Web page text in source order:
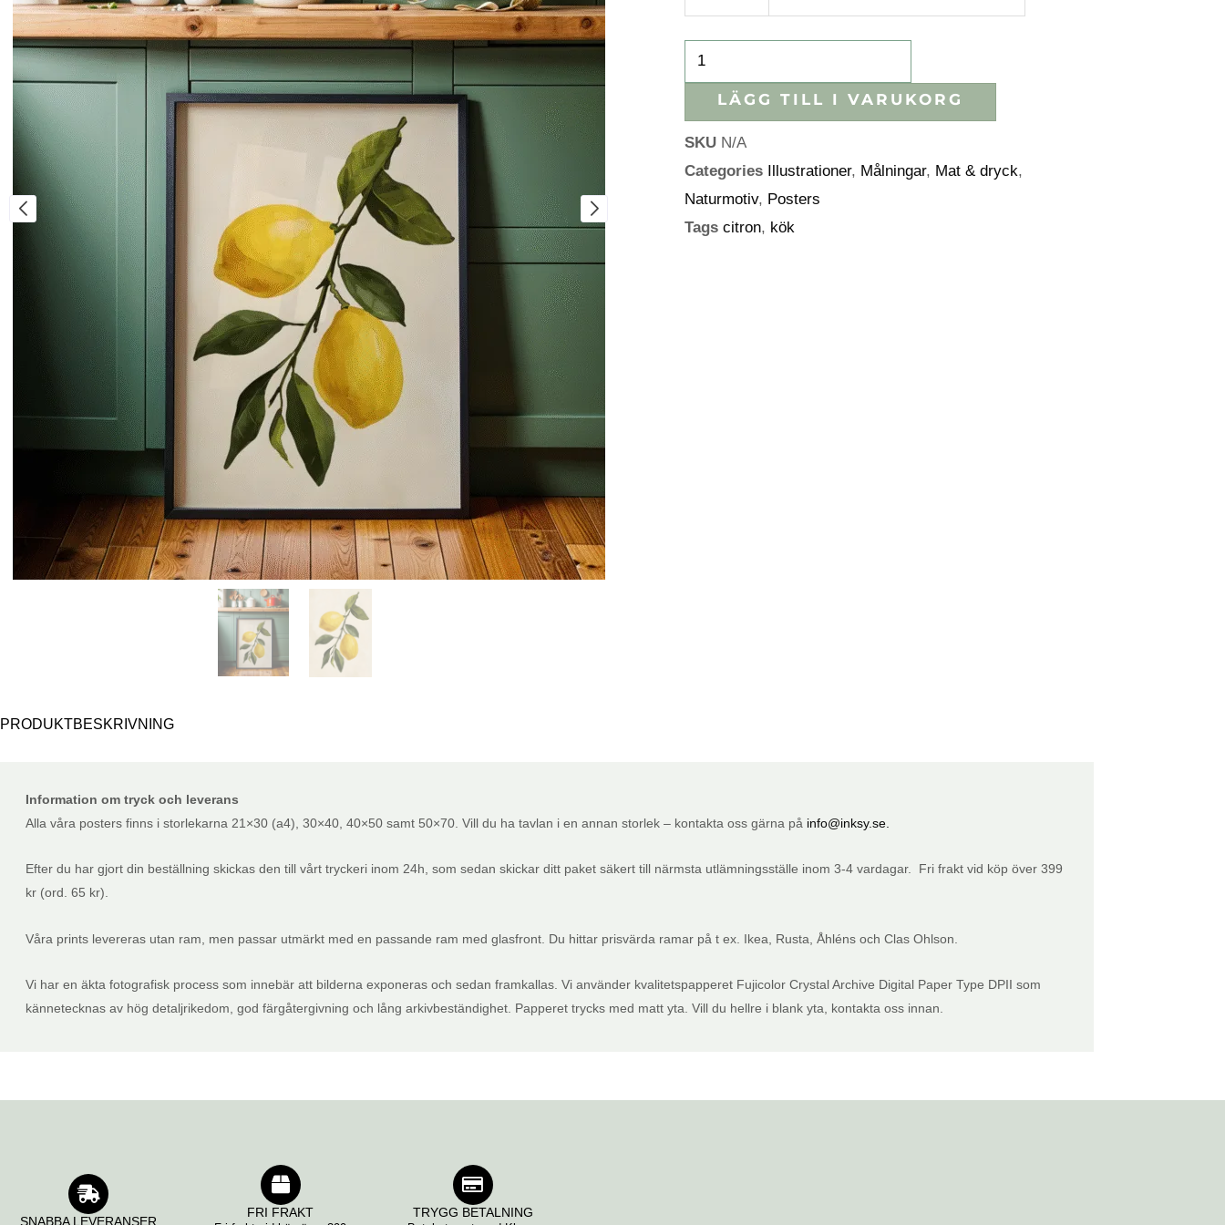
LÄGG TILL I VARUKORG
SKU N/A
Categories Illustrationer, Målningar, Mat & dryck,
Naturmotiv, Posters
Tags citron, kök
PRODUKTBESKRIVNING
Information om tryck och leverans
Alla våra posters finns i storlekarna 21×30 (a4), 30×40, 40×50 samt 50×70. Vill du ha tavlan i en annan storlek – kontakta oss gärna på info@inksy.se.
Efter du har gjort din beställning skickas den till vårt tryckeri inom 24h, som sedan skickar ditt paket säkert till närmsta utlämningsställe inom 3-4 vardagar. Fri frakt vid köp över 399
kr (ord. 65 kr).
Våra prints levereras utan ram, men passar utmärkt med en passande ram med glasfront. Du hittar prisvärda ramar på t ex. Ikea, Rusta, Åhléns och Clas Ohlson.
Vi har en äkta fotografisk process som innebär att bilderna exponeras och sedan framkallas. Vi använder kvalitetspapperet Fujicolor Crystal Archive Digital Paper Type DPII som
kännetecknas av hög detaljrikedom, god färgåtergivning och lång arkivbeständighet. Papperet trycks med matt yta. Vill du hellre i blank yta, kontakta oss innan.
SNABBA LEVERANSER
FRI FRAKT TRYGG BETALNING